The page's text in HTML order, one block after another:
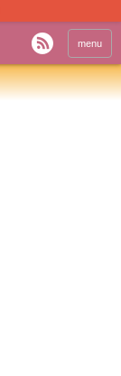
menu